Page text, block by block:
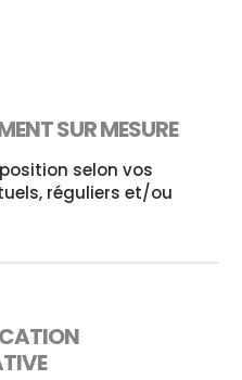
SUR MESURE
selon vos
réguliers et/ou